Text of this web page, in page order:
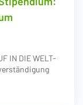
IN DIE WELT-